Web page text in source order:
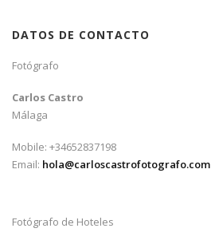
DATOS DE CONTACTO
Fotógrafo
Carlos Castro
Málaga
Mobile: +34652837198
Email: hola@carloscastrofotografo.com
Fotógrafo de Hoteles